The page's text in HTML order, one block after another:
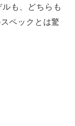
も、どちらも
ペックとは驚